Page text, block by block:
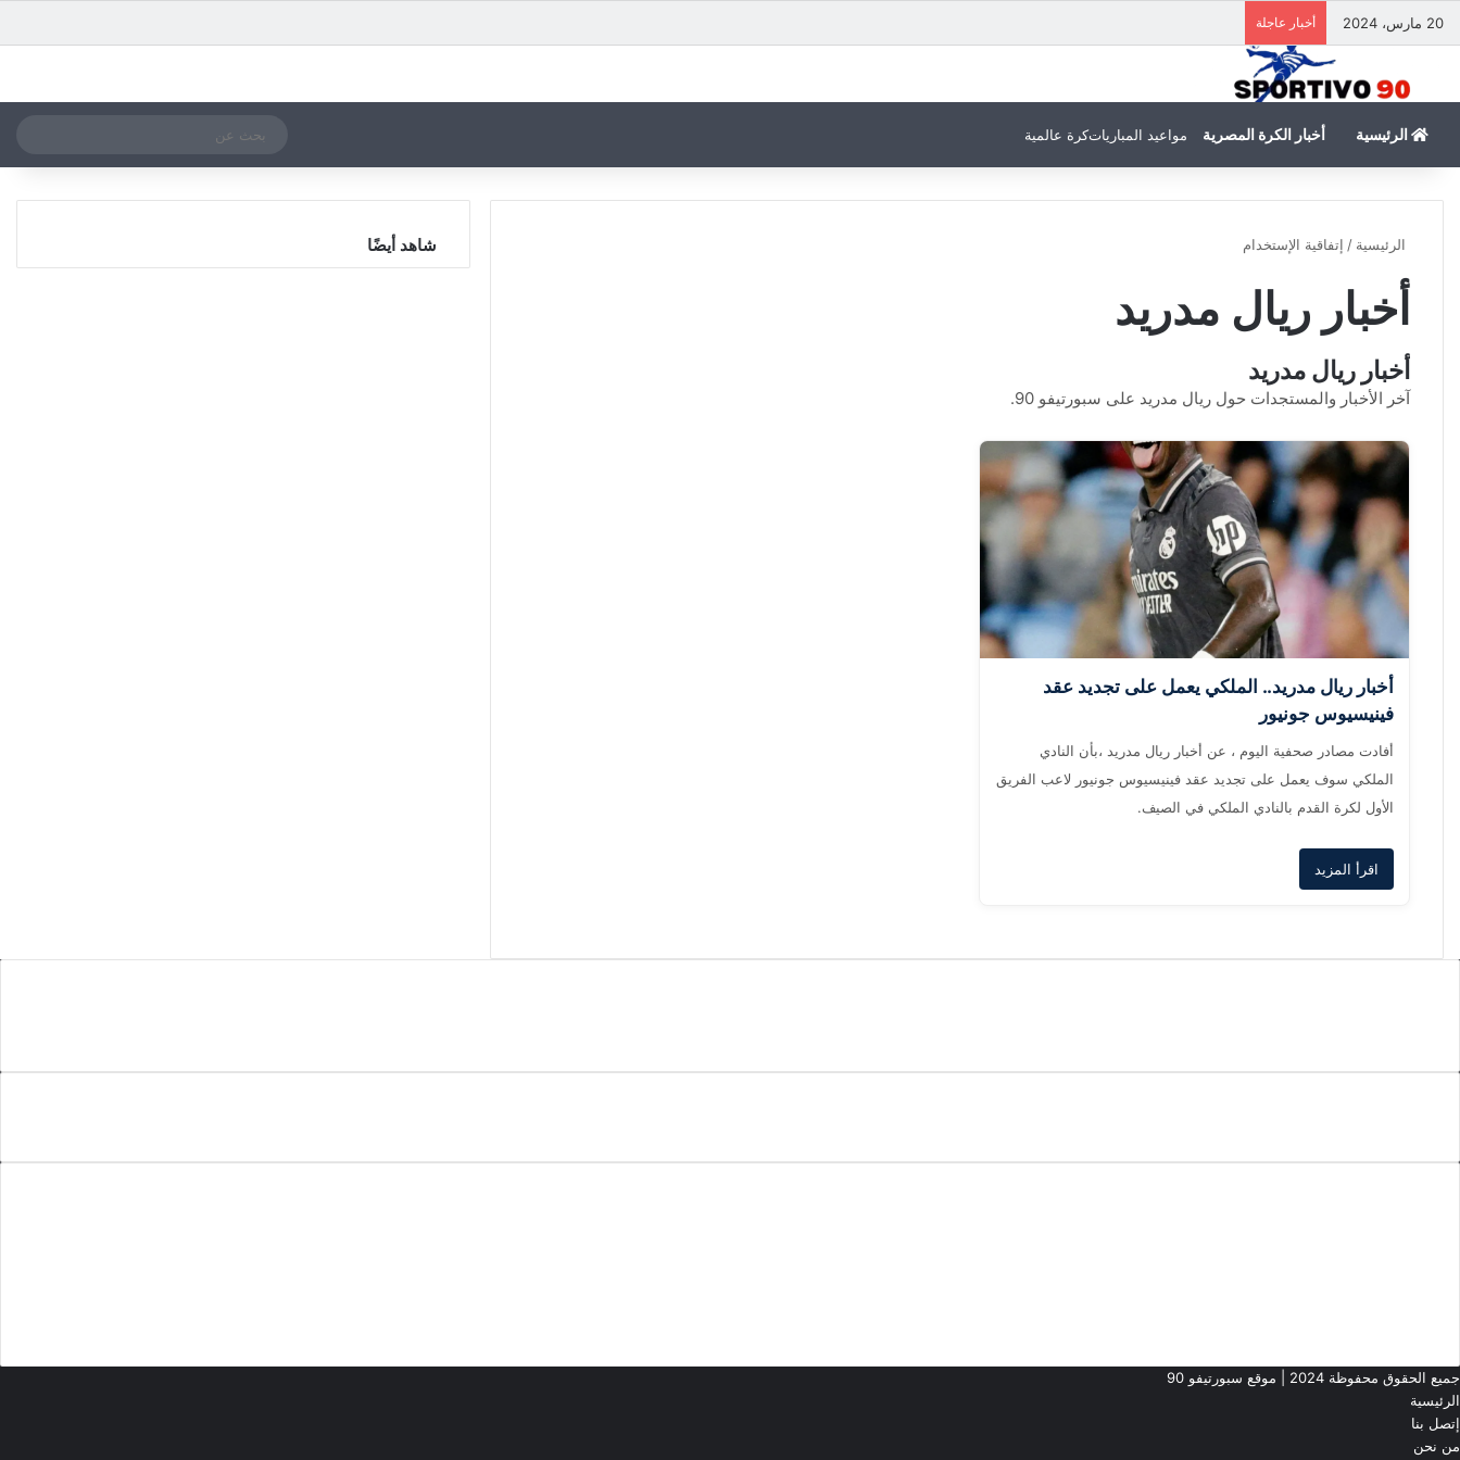
20 مارس، 2024 أخبار عاجلة
الرئيسية أخبار الكرة المصرية مواعيد المبارياتكرة عالمية
الوضع المظلم
عن
الرئيسية / إتفاقية الإستخدام
أخبار ريال مدريد
أخبار ريال مدريد
آخر الأخبار والمستجدات حول ريال مدريد على سبورتيفو 90.
أخبار ريال مدريد.. الملكي يعمل على تجديد عقد
فينيسيوس جونيور
أفادت مصادر صحفية اليوم ، عن أخبار ريال مدريد ،بأن النادي
الملكي سوف يعمل على تجديد عقد فينيسيوس جونيور لاعب الفريق
الأول لكرة القدم بالنادي الملكي في الصيف.
اقرأ المزيد
شاهد أيضًا
جميع الحقوق محفوظة 2024 | موقع سبورتيفو 90
الرئيسية
إتصل بنا
من نحن